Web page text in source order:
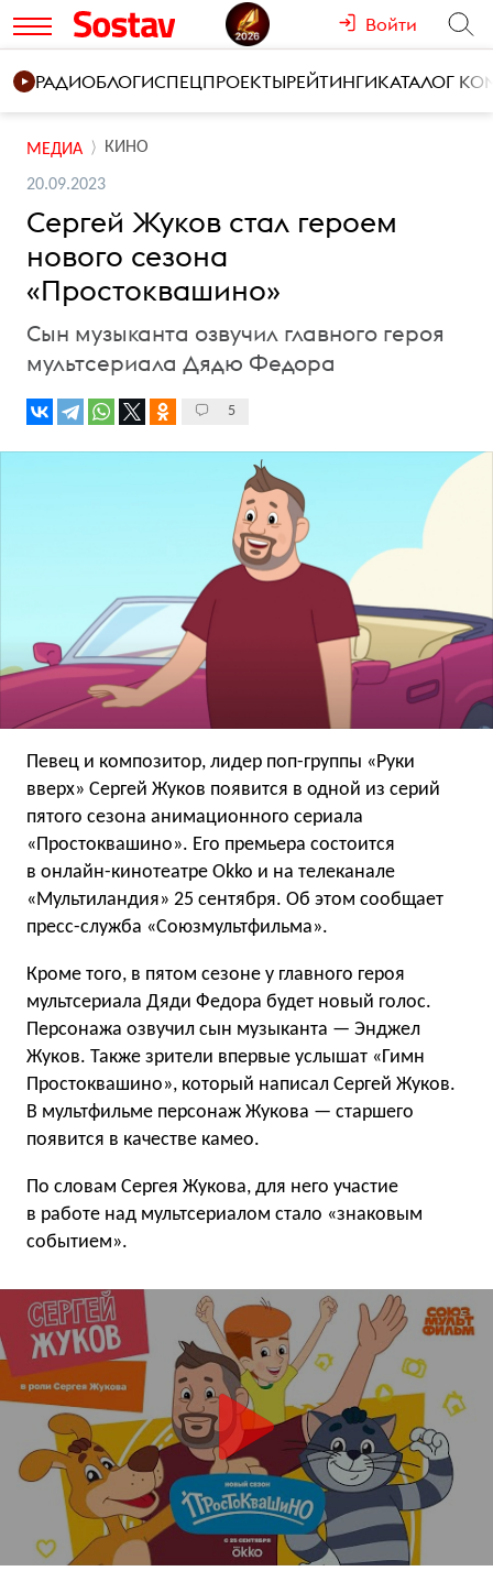
Войти
РАДИОБЛОГИСПЕЦПРОЕКТЫРЕЙТИНГИКАТАЛОГ
МЕДИА КИНО
20.09.2023
Сергей Жуков стал героем
нового сезона
«Простоквашино»
Сын музыканта озвучил главного героя
мультсериала Дядю Федора
5
Певец и композитор, лидер поп-группы «Руки
вверх» Сергей Жуков появится в одной из серий
пятого сезона анимационного сериала
«Простоквашино». Его премьера состоится
в онлайн-кинотеатре Okko и на телеканале
«Мультиландия» 25 сентября. Об этом сообщает
пресс-служба «Союзмультфильма».
Кроме того, в пятом сезоне у главного героя
мультсериала Дяди Федора будет новый голос.
Персонажа озвучил сын музыканта — Энджел
Жуков. Также зрители впервые услышат «Гимн
Простоквашино», который написал Сергей Жуков.
В мультфильме персонаж Жукова — старшего
появится в качестве камео.
По словам Сергея Жукова, для него участие
в работе над мультсериалом стало «знаковым
событием».